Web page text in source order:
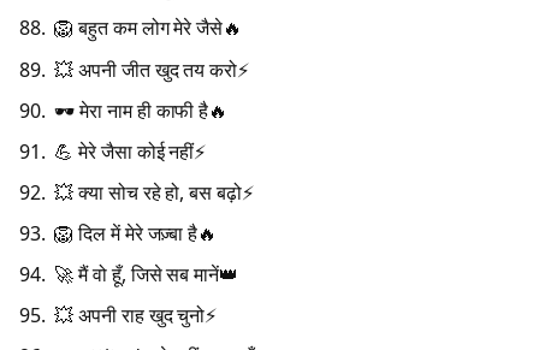
🦁 बहुत कम लोग मेरे जैसे🔥
💥 अपनी जीत खुद तय करो⚡
🕶️ मेरा नाम ही काफी है🔥
💪 मेरे जैसा कोई नहीं⚡
💥 क्या सोच रहे हो, बस बढ़ो⚡
🦁 दिल में मेरे जज़्बा है🔥
🚀 मैं वो हूँ, जिसे सब मानें👑
💥 अपनी राह खुद चुनो⚡